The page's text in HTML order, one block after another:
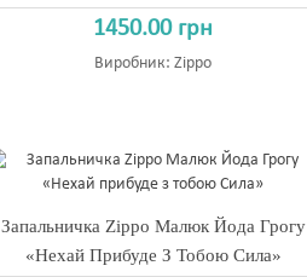
1450.00 грн
Виробник:Zippo
Запальничка Zippo Малюк Йода Грогу
«Нехай Прибуде З Тобою Сила»